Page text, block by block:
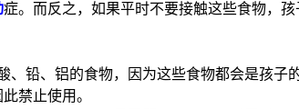
症。而反之，如果平时不要接触这些食物，
铅、铝的食物，因为这些食物都会是孩子
禁止使用。